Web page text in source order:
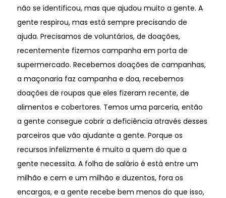
não se identificou, mas que ajudou muito a gente. A
gente respirou, mas está sempre precisando de
ajuda. Precisamos de voluntários, de doações,
recentemente fizemos campanha em porta de
supermercado. Recebemos doações de campanhas,
a maçonaria faz campanha e doa, recebemos
doações de roupas que eles fizeram recente, de
alimentos e cobertores. Temos uma parceria, então
a gente consegue cobrir a deficiência através desses
parceiros que vão ajudante a gente. Porque os
recursos infelizmente é muito a quem do que a
gente necessita. A folha de salário é está entre um
milhão e cem e um milhão e duzentos, fora os
encargos, e a gente recebe bem menos do que isso,